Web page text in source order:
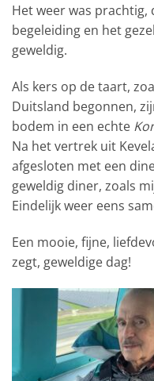
Het weer was prachtig,
begeleiding en het
geweldig.
Als kers op de taart,
Duitsland begonnen,
bodem in een echte
Na het vertrek uit
afgesloten met een
geweldig diner, zoals
Eindelijk weer eens
Een mooie, fijne,
zegt, geweldige dag!